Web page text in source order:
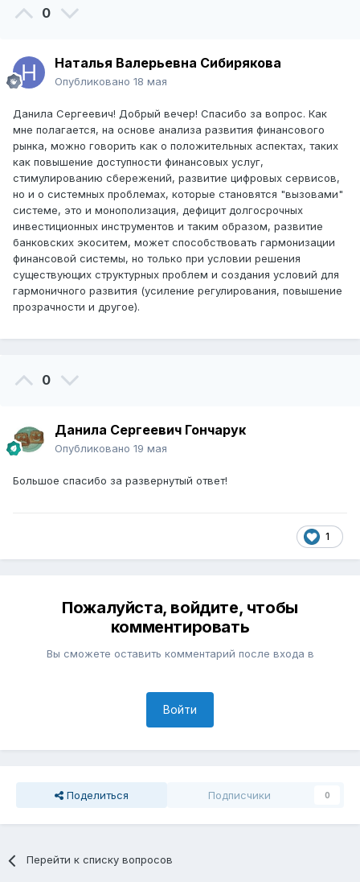
0
Наталья Валерьевна Сибирякова
Опубликовано 18 мая
Данила Сергеевич! Добрый вечер! Спасибо за вопрос. Как
мне полагается, на основе анализа развития финансового
рынка, можно говорить как о положительных аспектах, таких
как повышение доступности финансовых услуг,
стимулированию сбережений, развитие цифровых сервисов,
но и о системных проблемах, которые становятся "вызовами"
системе, это и монополизация, дефицит долгосрочных
инвестиционных инструментов и таким образом, развитие
банковских экоситем, может способствовать гармонизации
финансовой системы, но только при условии решения
существующих структурных проблем и создания условий для
гармоничного развития (усиление регулирования, повышение
прозрачности и другое).
0
Данила Сергеевич Гончарук
Опубликовано 19 мая
Большое спасибо за развернутый ответ!
1
Пожалуйста, войдите, чтобы
комментировать
Вы сможете оставить комментарий после входа в
Войти
Поделиться Подписчики 0
Перейти к списку вопросов